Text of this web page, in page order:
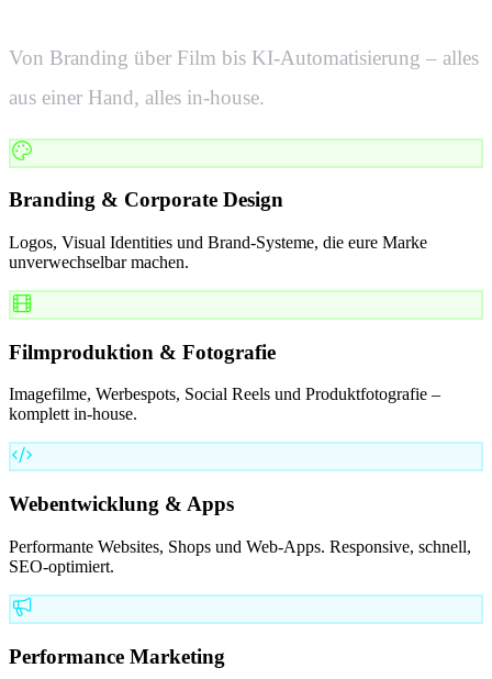
Von Branding über Film bis KI-Automatisierung – alles
aus einer Hand, alles in-house.
Branding & Corporate Design
Logos, Visual Identities und Brand-Systeme, die eure Marke
unverwechselbar machen.
Filmproduktion & Fotografie
Imagefilme, Werbespots, Social Reels und Produktfotografie –
komplett in-house.
Webentwicklung & Apps
Performante Websites, Shops und Web-Apps. Responsive, schnell,
SEO-optimiert.
Performance Marketing